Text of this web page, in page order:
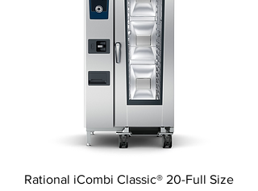
Rational iCombi Classic® 20-Full Size